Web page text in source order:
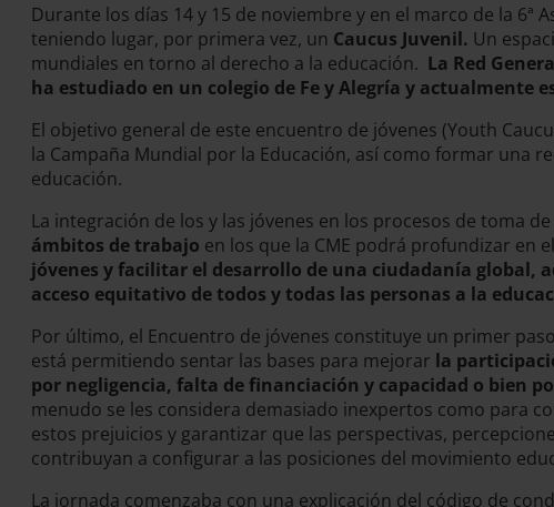
Durante los días 14 y 15 de noviembre y en el marco de la
teniendo lugar, por primera vez, un Caucus Juvenil. Un
mundiales en torno al derecho a la educación. La Red
ha estudiado en un colegio de Fe y Alegría y actualmente
El objetivo general de este encuentro de jóvenes (Youth
la Campaña Mundial por la Educación, así como formar una
educación.
La integración de los y las jóvenes en los procesos de toma
ámbitos de trabajo en los que la CME podrá profundizar en
jóvenes y facilitar el desarrollo de una ciudadanía global,
acceso equitativo de todos y todas las personas a la
Por último, el Encuentro de jóvenes constituye un primer
está permitiendo sentar las bases para mejorar la
por negligencia, falta de financiación y capacidad o bien
menudo se les considera demasiado inexpertos como para
estos prejuicios y garantizar que las perspectivas,
contribuyan a configurar a las posiciones del movimiento
La jornada comenzaba con una explicación del código de